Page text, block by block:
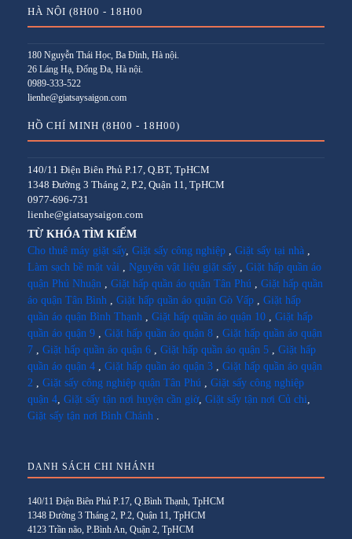
HÀ NỘI (8H00 - 18H00
180 Nguyễn Thái Học, Ba Đình, Hà nội.
26 Láng Hạ, Đống Đa, Hà nội.
0989-333-522
lienhe@giatsaysaigon.com
HỒ CHÍ MINH (8H00 - 18H00)
140/11 Điện Biên Phủ P.17, Q.BT, TpHCM
1348 Đường 3 Tháng 2, P.2, Quận 11, TpHCM
0977-696-731
lienhe@giatsaysaigon.com
TỪ KHÓA TÌM KIẾM
Cho thuê máy giặt sấy, Giặt sấy công nghiệp Giặt sấy tại nhà
Làm sạch bề mặt vải
Nguyên vật liệu giặt sấy
Giặt hấp quần áo
quận Phú Nhuận
Giặt hấp quần áo quận Tân Phú
Giặt hấp quần
áo quận Tân Bình
Giặt hấp quần áo quận Gò Vấp
Giặt hấp
quần áo quận Bình Thạnh
Giặt hấp quần áo quận 10
Giặt hấp
quần áo quận 9
Giặt hấp quần áo quận 8
Giặt hấp quần áo quận
7
Giặt hấp quần áo quận 6 Giặt hấp quần áo quận 5
Giặt hấp
quần áo quận 4
Giặt hấp quần áo quận 3
Giặt hấp quần áo quận
2
Giặt sấy công nghiệp quận Tân Phú
Giặt sấy công nghiệp
quận 4 Giặt sấy tận nơi huyện cần giờ, Giặt sấy tận nơi Củ chi
Giặt sấy tận nơi Bình Chánh
DANH SÁCH CHI NHÁNH
140/11 Điện Biên Phủ P.17, Q.Bình Thạnh, TpHCM
1348 Đường 3 Tháng 2, P.2, Quận 11, TpHCM
4123 Trần não, P.Bình An, Quận 2, TpHCM